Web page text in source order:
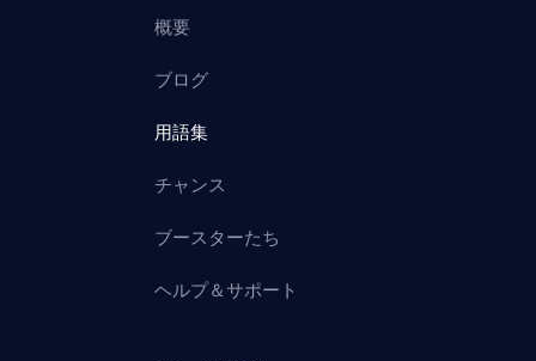
概要
ブログ
用語集
チャンス
ブースターたち
ヘルプ＆サポート